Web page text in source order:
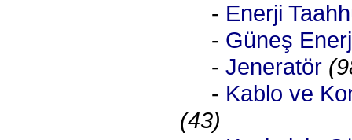
- Enerji
- Güneş
- Jeneratör
- Kablo ve
(43)